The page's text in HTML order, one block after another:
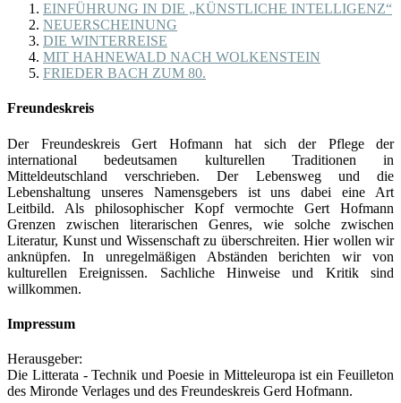
EINFÜHRUNG IN DIE „KÜNSTLICHE INTELLIGENZ“
NEUERSCHEINUNG
DIE WINTERREISE
MIT HAHNEWALD NACH WOLKENSTEIN
FRIEDER BACH ZUM 80.
Freundeskreis
Der Freundeskreis Gert Hofmann hat sich der Pflege der
international bedeutsamen kulturellen Traditionen in
Mitteldeutschland verschrieben. Der Lebensweg und die
Lebenshaltung unseres Namensgebers ist uns dabei eine Art
Leitbild. Als philosophischer Kopf vermochte Gert Hofmann
Grenzen zwischen literarischen Genres, wie solche zwischen
Literatur, Kunst und Wissenschaft zu überschreiten. Hier wollen wir
anknüpfen. In unregelmäßigen Abständen berichten wir von
kulturellen Ereignissen. Sachliche Hinweise und Kritik sind
willkommen.
Impressum
Herausgeber:
Die Litterata - Technik und Poesie in Mitteleuropa ist ein Feuilleton
des Mironde Verlages und des Freundeskreis Gerd Hofmann.